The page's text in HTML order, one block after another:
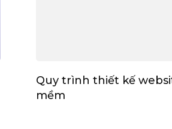
Quy trình thiết kế
mềm